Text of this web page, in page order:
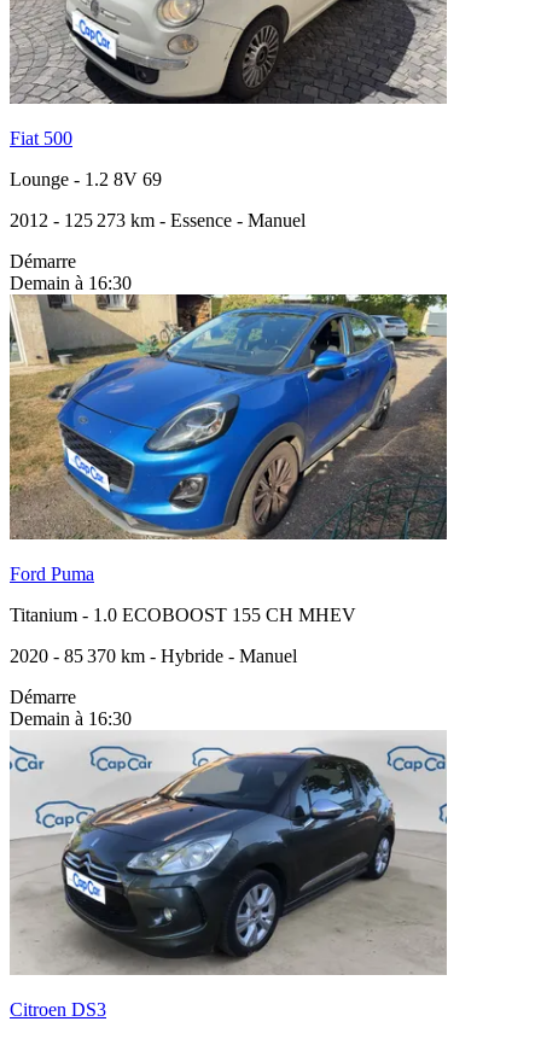
Fiat 500
Lounge - 1.2 8V 69
2012 - 125 273 km - Essence - Manuel
Démarre
Demain à 16:30
Ford Puma
Titanium - 1.0 ECOBOOST 155 CH MHEV
2020 - 85 370 km - Hybride - Manuel
Démarre
Demain à 16:30
Citroen DS3